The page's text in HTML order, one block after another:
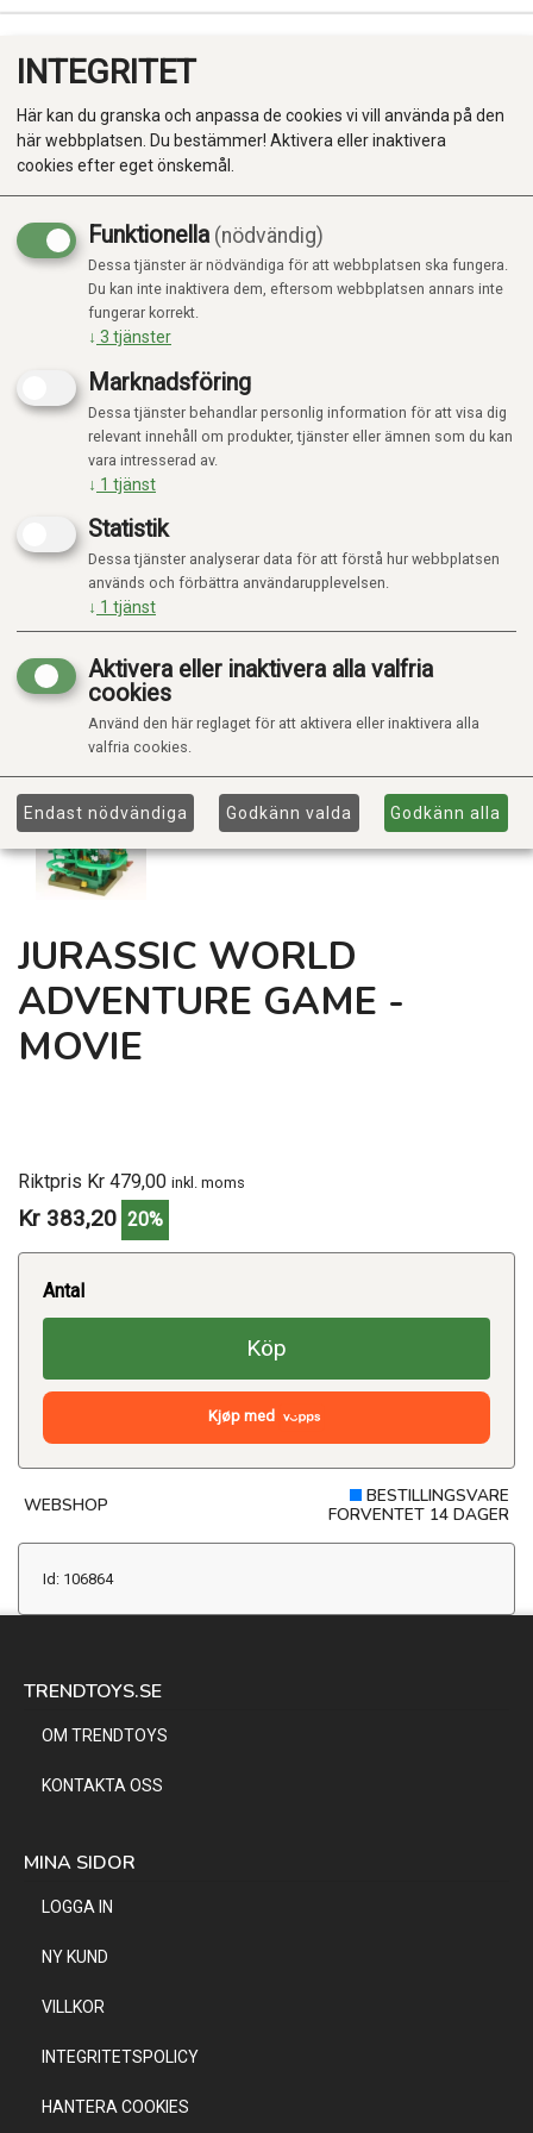
Produkter
Kategorier
Kampanj
JURASSIC WORLD
ADVENTURE GAME -
MOVIE
Riktpris Kr 479,00 inkl. moms
Kr 383,20 20%
Antal
Köp
Kjøp med
WEBSHOP
BESTILLINGSVARE
FORVENTET 14 DAGER
Id: 106864
TRENDTOYS.SE
OM TRENDTOYS
KONTAKTA OSS
MINA SIDOR
LOGGA IN
NY KUND
VILLKOR
INTEGRITETSPOLICY
HANTERA COOKIES
INTEGRITET
Här kan du granska och anpassa de cookies vi vill använda på den
här webbplatsen. Du bestämmer! Aktivera eller inaktivera
cookies efter eget önskemål.
Funktionella (nödvändig)
Dessa tjänster är nödvändiga för att webbplatsen ska fungera.
Du kan inte inaktivera dem, eftersom webbplatsen annars inte
fungerar korrekt.
↓ 3 tjänster
Marknadsföring
Dessa tjänster behandlar personlig information för att visa dig
relevant innehåll om produkter, tjänster eller ämnen som du kan
vara intresserad av.
↓ 1 tjänst
Statistik
Dessa tjänster analyserar data för att förstå hur webbplatsen
används och förbättra användarupplevelsen.
↓ 1 tjänst
Aktivera eller inaktivera alla valfria
cookies
Använd den här reglaget för att aktivera eller inaktivera alla
valfria cookies.
Endast nödvändiga Godkänn valda Godkänn alla